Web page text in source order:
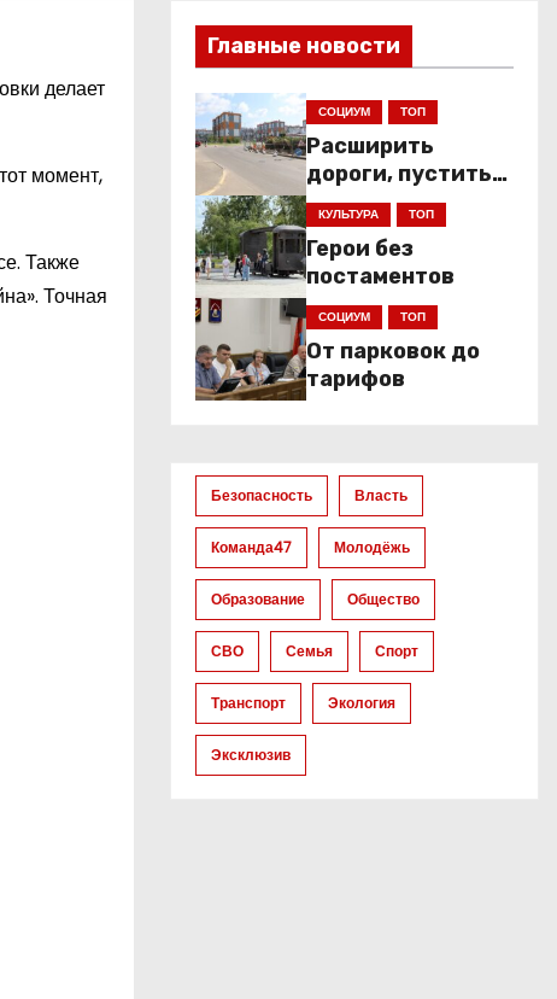
делает
момент,
Также
Точная
Главные новости
СОЦИУМ ТОП
Расширить
дороги, пустить
низкопольники
КУЛЬТУРА ТОП
Герои без
постаментов
СОЦИУМ ТОП
От парковок до
тарифов
Безопасность Власть
Команда47 Молодёжь
Образование Общество
СВО Семья Спорт
Транспорт Экология
Эксклюзив